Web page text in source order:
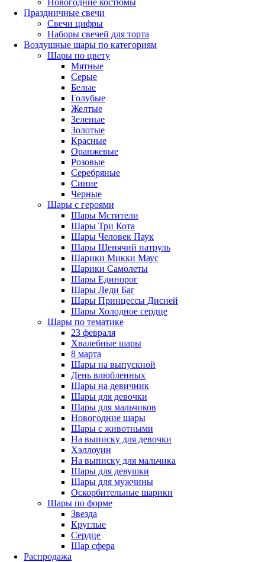
Праздничные свечи
Свечи цифры
Наборы свечей для торта
Воздушные шары по категориям
Шары по цвету
Мятные
Серые
Белые
Голубые
Желтые
Зеленые
Золотые
Красные
Оранжевые
Розовые
Серебряные
Синие
Черные
Шары с героями
Шары Мстители
Шары Три Кота
Шары Человек Паук
Шары Щенячий патруль
Шарики Микки Маус
Шарики Самолеты
Шары Единорог
Шары Леди Баг
Шары Принцессы Дисней
Шары Холодное сердце
Шары по тематике
23 февраля
Хвалебные шары
8 марта
Шары на выпускной
День влюбленных
Шары на девичник
Шары для девочки
Шары для мальчиков
Новогодние шары
Шары с животными
На выписку для девочки
Хэллоуин
На выписку для мальчика
Шары для девушки
Шары для мужчины
Оскорбительные шарики
Шары по форме
Звезда
Круглые
Сердце
Шар сфера
Распродажа